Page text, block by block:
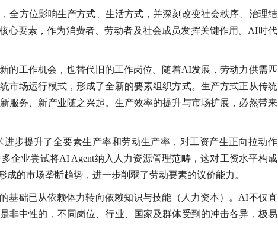
全方位影响生产方式、生活方式，并深刻改变社会秩序、治理结
心要素，作为消费者、劳动者及社会成员发挥关键作用。AI时代
的工作机会，也替代旧的工作岗位。随着AI发展，劳动力供需匹
市场运行模式，形成了全新的要素组织方式。生产方式正从传统
服务、新产业随之兴起。生产效率的提升与市场扩展，必然带来
步提升了全要素生产率和劳动生产率，对工资产生正向拉动作
企业尝试将AI Agent纳入人力资源管理范畴，这对工资水平构成
的市场垄断趋势，进一步削弱了劳动要素的议价能力。
基础已从依赖体力转向依赖知识与技能（人力资本）。AI不仅直
非中性的，不同岗位、行业、国家及群体受到的冲击各异，极易